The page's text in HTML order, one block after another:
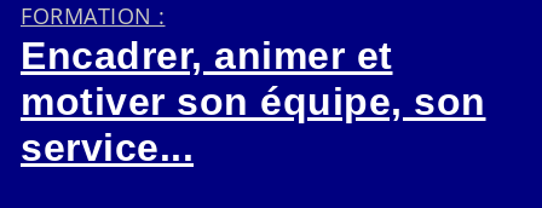
FORMATION :
Encadrer, animer et
motiver son équipe, son
service...